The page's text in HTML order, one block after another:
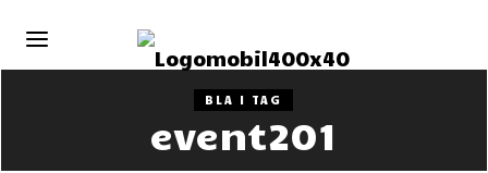
BLA I TAG
event201